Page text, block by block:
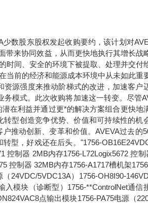
数股东股权发起收购要约，该计划对
带来协同效益，从而更快地执行其增长战
时间、安全的环境下被提取、处理并交付
当前的经济和能源成本环境中从未如此重
源强度来推动阶梯式的改进，加速客户
模式。此次收购将加速这一转变。尽管
在利益并通过更*的解决方案组合更快地
型创造竞争优势、价值和可持续性的机
推动创新、变革和价值。AVEVA过去的
型，好戏还在后头。"1756-
控制器 2MB内存1756-L72Logix5672 控制
控制器 32MB内存1756-A1717槽机架
24VDC/5VDC13A）1756-OH8I90-
入模块（诊断型）1756-**ControlNet通信
点输出模块1756-PA75电源（